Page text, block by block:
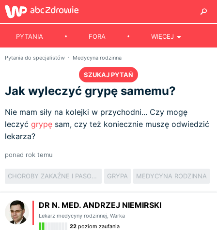
PYTANIA FORA WIĘCEJ
Pytania do specjalistów Medycyna rodzinna
SZUKAJ PYTAŃ
Jak wyleczyć grypę samemu?
Nie mam siły na kolejki w przychodni... Czy mogę
leczyć grypę sam, czy też koniecznie muszę odwiedzić
lekarza?
ponad rok temu
CHOROBY ZAKAŹNE I PASOŻYTNICZE GRYPA MEDYCYNA RODZINNA
DR N. MED. ANDRZEJ NIEMIRSKI
Lekarz medycyny rodzinnej, Warka
22 poziom zaufania